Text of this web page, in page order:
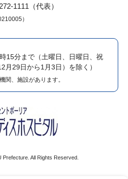
1111（代表）
）
15分まで （土曜日、日曜日、祝
月29日から1月3日）を除く）
関、施設があります。
All Rights Reserved.